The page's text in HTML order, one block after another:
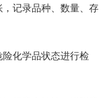
记录品种、数量、存
化学品状态进行检